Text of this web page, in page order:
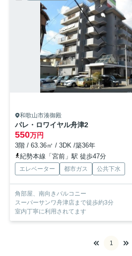
和歌山市湊御殿
パレ・ロワイヤル舟津2
550万円
3階 / 63.36㎡ / 3DK /築36年
紀勢本線「宮前」駅 徒歩47分
エレベーター 都市ガス 公共下水
角部屋、南向きバルコニー
スーパーサンワ舟津店まで徒歩約3分
室内丁寧に利用されてます
1